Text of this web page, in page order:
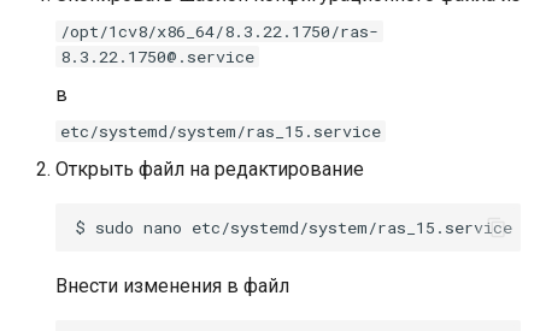
Дополнительные
Топология ландшафта 1С
/opt/1cv8/x86_64/8.3.22.1750/ras-
8.3.22.1750@.service
в
etc/systemd/system/ras_15.service
Открыть файл на редактирование
$ sudo nano
Внести изменения в файл